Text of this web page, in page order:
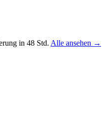
in 48 Std. Alle ansehen →